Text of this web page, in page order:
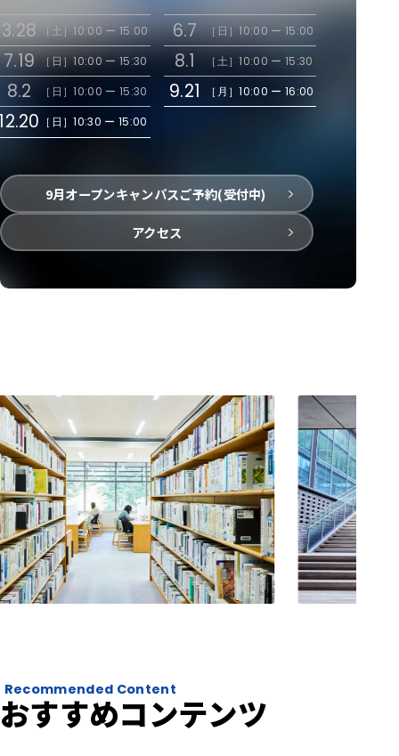
3.28 ［土］10:00 ー 15:00 6.7 ［日］10:00 ー 15:00
7.19 ［日］10:00 ー 15:30 8.1 ［土］10:00 ー 15:30
8.2 ［日］10:00 ー 15:30 9.21 ［月］10:00 ー 16:00
［日］10:30 ー 15:00
9月オープンキャンパスご予約(受付中)
アクセス
Recommended Content
おすすめコンテンツ